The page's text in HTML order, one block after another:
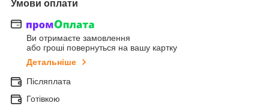
Умови оплати
Ви отримаєте замовлення
або гроші повернуться на вашу картку
Детальніше
Післяплата
Готівкою